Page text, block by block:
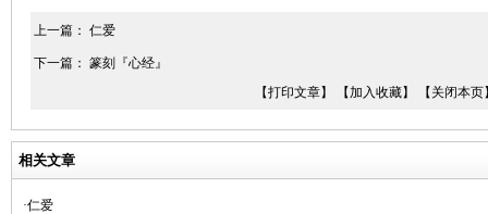
上一篇： 仁爱
下一篇： 篆刻『心经』
【打印文章】
【加入收藏】 【关闭本页
相关文章
·仁爱